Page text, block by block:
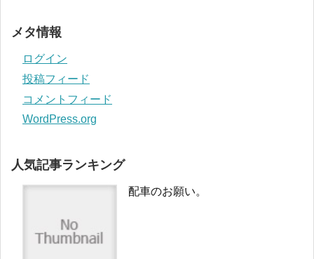
メタ情報
ログイン
投稿フィード
コメントフィード
WordPress.org
人気記事ランキング
配車のお願い。